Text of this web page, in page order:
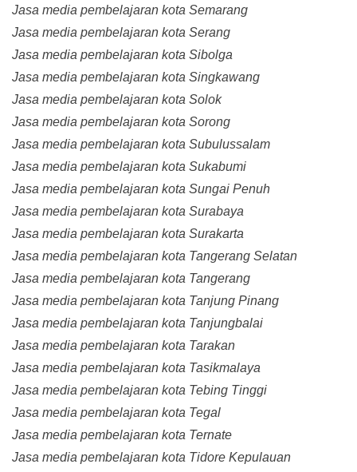
Jasa media pembelajaran kota Semarang
Jasa media pembelajaran kota Serang
Jasa media pembelajaran kota Sibolga
Jasa media pembelajaran kota Singkawang
Jasa media pembelajaran kota Solok
Jasa media pembelajaran kota Sorong
Jasa media pembelajaran kota Subulussalam
Jasa media pembelajaran kota Sukabumi
Jasa media pembelajaran kota Sungai Penuh
Jasa media pembelajaran kota Surabaya
Jasa media pembelajaran kota Surakarta
Jasa media pembelajaran kota Tangerang Selatan
Jasa media pembelajaran kota Tangerang
Jasa media pembelajaran kota Tanjung Pinang
Jasa media pembelajaran kota Tanjungbalai
Jasa media pembelajaran kota Tarakan
Jasa media pembelajaran kota Tasikmalaya
Jasa media pembelajaran kota Tebing Tinggi
Jasa media pembelajaran kota Tegal
Jasa media pembelajaran kota Ternate
Jasa media pembelajaran kota Tidore Kepulauan